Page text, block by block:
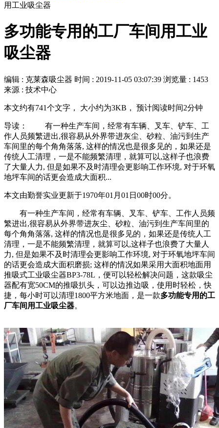
用工业吸尘器
多功能专用的工厂车间用工业
吸尘器
编辑 : 克莱森吸尘器 时间 : 2019-11-05 03:07:39 浏览量 : 1453
来源 : 技术中心
本文约有741个文字， 大小约为3KB， 预计阅读时间2分钟
导读： 有一种生产车间，经常有车辆、叉车、铲车、工
作人员频繁进出,很容易从外界带进灰尘、砂粒、油污到生产
车间里的每个角角落落, 这样的情况也是很多见的，如果还是
传统人工清理，一是不能频繁清理，就算可以,这样子也浪费
了大量人力, 但是如果不及时清理会更影响工作环境, 对于环氧
地坪车间的话更会造成大面积...
本文由勤誉实业更新于1970年01月01日00时00分。
有一种生产车间，经常有车辆、叉车、铲车、工作人员频
繁进出,很容易从外界带进灰尘、砂粒、油污到生产车间里的
每个角角落落, 这样的情况也是很多见的，如果还是传统人工
清理，一是不能频繁清理，就算可以,这样子也浪费了大量人
力, 但是如果不及时清理会更影响工作环境, 对于环氧地坪车间
的话更会造成大面积磨损; 这样的情况如果采用大面积地面用
推吸式工业吸尘器BP3-78L，便可以轻松解决问题，这款吸尘
器配有宽50CM的推吸扒头，可以边推边吸，使用时轻松，快
捷，每小时可以清理1800平方米地面，是一款多功能专用的工
厂车间用工业吸尘器。